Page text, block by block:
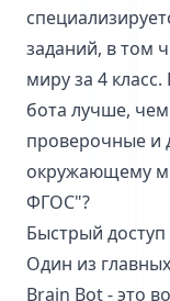
заданий, в том
миру за 4
бота лучше,
проверочные и
окружающему
ФГОС"?
Быстрый
Один из
Brain Bot - это